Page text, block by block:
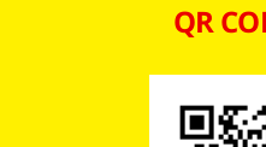
QR